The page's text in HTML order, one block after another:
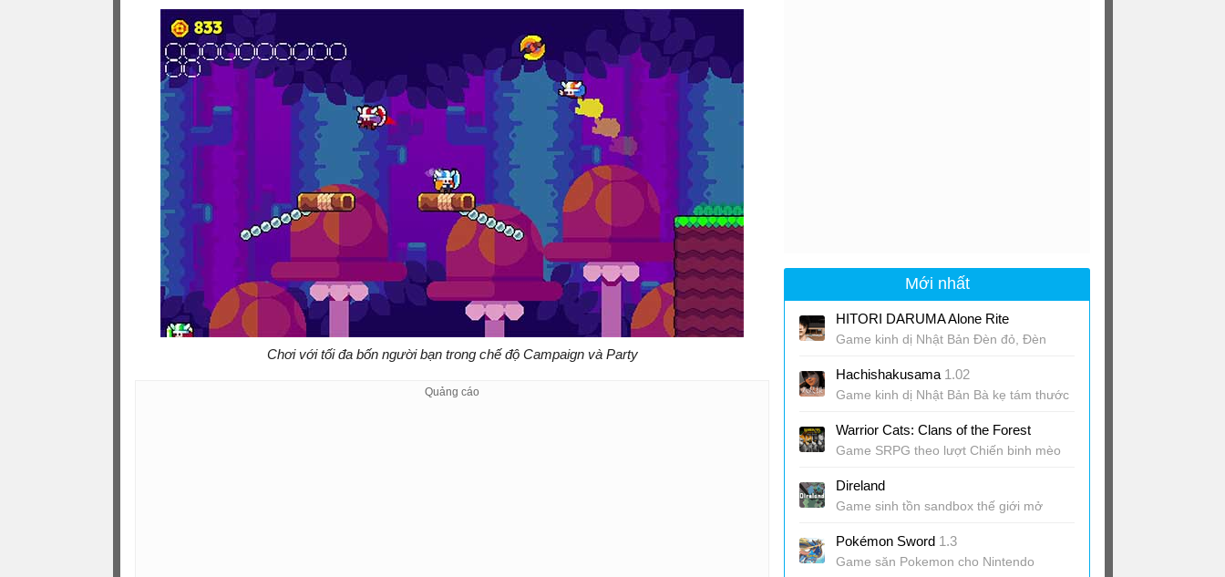
Chơi với tối đa bốn người bạn trong chế độ Campaign và Party
Mới nhất
HITORI DARUMA Alone Rite
Game kinh dị Nhật Bản Đèn đỏ, Đèn
Hachishakusama 1.02
Game kinh dị Nhật Bản Bà kẹ tám thước
Warrior Cats: Clans of the Forest
Game SRPG theo lượt Chiến binh mèo
Direland
Game sinh tồn sandbox thế giới mở
Pokémon Sword 1.3
Game săn Pokemon cho Nintendo